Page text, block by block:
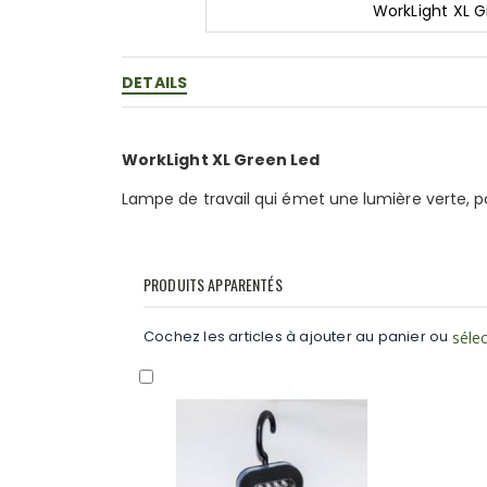
WorkLight XL
to
the
beginning
images
DETAILS
WorkLight XL Green Led
Lampe de travail qui émet une lumière verte,
PRODUITS APPARENTÉS
Cochez les articles à ajouter au panier ou